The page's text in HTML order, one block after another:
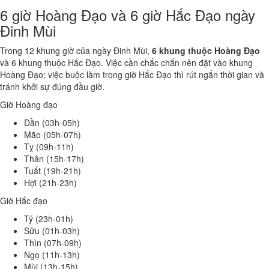
6 giờ Hoàng Đạo và 6 giờ Hắc Đạo ngày
Đinh Mùi
Trong 12 khung giờ của ngày Đinh Mùi, 6 khung thuộc Hoàng Đạo
và 6 khung thuộc Hắc Đạo. Việc cần chắc chắn nên đặt vào khung
Hoàng Đạo; việc buộc làm trong giờ Hắc Đạo thì rút ngắn thời gian và
tránh khởi sự đúng đầu giờ.
Giờ Hoàng đạo
Dần (03h-05h)
Mão (05h-07h)
Tỵ (09h-11h)
Thân (15h-17h)
Tuất (19h-21h)
Hợi (21h-23h)
Giờ Hắc đạo
Tý (23h-01h)
Sửu (01h-03h)
Thìn (07h-09h)
Ngọ (11h-13h)
Mùi (13h-15h)